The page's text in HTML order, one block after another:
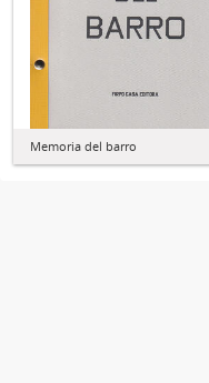
Memoria del barro